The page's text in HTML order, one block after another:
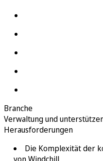
Branche
Verwaltung und
Herausforderungen
Die Komplexität der